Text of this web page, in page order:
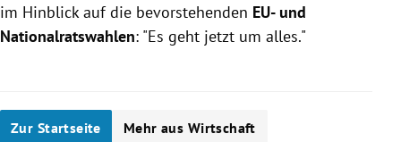
im Hinblick auf die bevorstehenden EU- und
Nationalratswahlen: "Es geht jetzt um alles."
Zur Startseite Mehr aus Wirtschaft